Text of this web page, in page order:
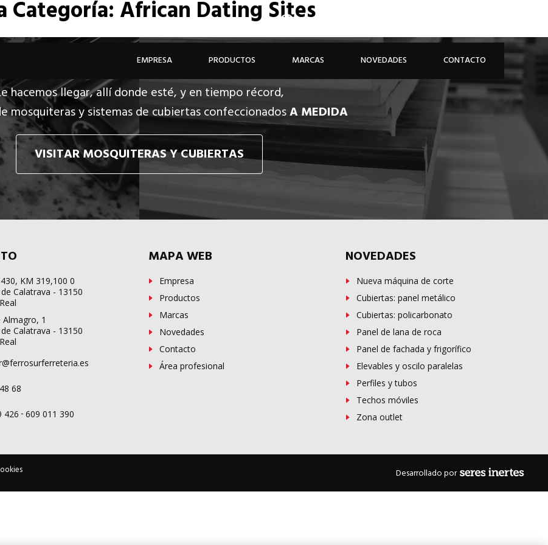
926 81 48 68
EMPRESA PRODUCTOS MARCAS NOVEDADES CONTACTO
Categoría: African Dating Sites
hacemos llegar, allí donde esté, y en tiempo récord,
mosquiteras y sistemas de cubiertas confeccionadosA MEDIDA
VISITAR MOSQUITERAS Y CUBIERTAS
KM 319,100 0
Calatrava - 13150
Almagro, 1
Calatrava - 13150
68
426 - 609 011 390
MAPA WEB
Empresa
Productos
Marcas
Novedades
Contacto
Área profesional
NOVEDADES
Nueva máquina de corte
Cubiertas: panel metálico
Cubiertas: policarbonato
Panel de lana de roca
Panel de fachada y frigorífico
Elevables y oscilo paralelas
Perfiles y tubos
Techos móviles
Zona outlet
Desarrollado por